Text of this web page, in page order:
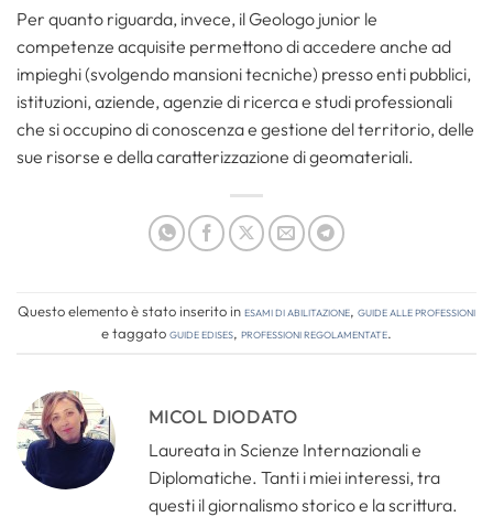
Per quanto riguarda, invece, il Geologo junior le
competenze acquisite permettono di accedere anche ad
impieghi (svolgendo mansioni tecniche) presso enti pubblici,
istituzioni, aziende, agenzie di ricerca e studi professionali
che si occupino di conoscenza e gestione del territorio, delle
sue risorse e della caratterizzazione di geomateriali.
Questo elemento è stato inserito inEsami di abilitazione, Guide alle professioni
e taggatoguide edises, professioni regolamentate.
MICOL DIODATO
Laureata in Scienze Internazionali e
Diplomatiche. Tanti i miei interessi, tra
questi il giornalismo storico e la scrittura.